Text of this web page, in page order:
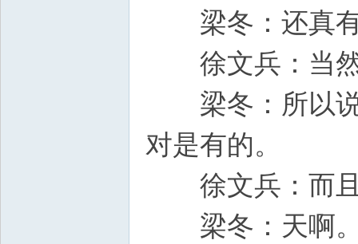
梁冬：还真有
徐文兵：当然
梁冬：所以说
对是有的。
徐文兵：而且
梁冬：天啊